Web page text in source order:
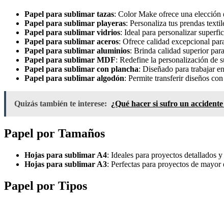
Papel para sublimar tazas: Color Make ofrece una elección
Papel para sublimar playeras: Personaliza tus prendas
Papel para sublimar vidrios: Ideal para personalizar
Papel para sublimar aceros: Ofrece calidad excepcional
Papel para sublimar aluminios: Brinda calidad superior
Papel para sublimar MDF: Redefine la personalización de
Papel para sublimar con plancha: Diseñado para trabajar
Papel para sublimar algodón: Permite transferir diseños
Quizás también te interese: ¿Qué hacer si sufro un
Papel por Tamaños
Hojas para sublimar A4: Ideales para proyectos detallados
Hojas para sublimar A3: Perfectas para proyectos de
Papel por Tipos